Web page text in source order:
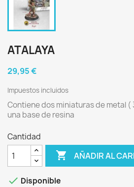
ATALAYA
29,95 €
Impuestos incluidos
Contiene dos miniaturas de metal (
una base de resina
Cantidad
 AÑADIR AL
 Disponible